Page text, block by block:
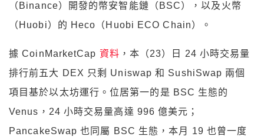
（Binance）開發的幣安智能鏈（BSC），以及火幣
（Huobi）的 Heco（Huobi ECO Chain）。
據 CoinMarketCap 資料 ，本（23）日 24 小時交易量
排行前五大 DEX 只剩 Uniswap 和 SushiSwap 兩個
項目基於以太坊運行。位居第一的是 BSC 生態的
Venus，24 小時交易量高達 996 億美元；
PancakeSwap 也同屬 BSC 生態，本月 19 也曾一度